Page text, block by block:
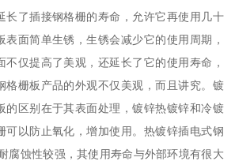
长了插接钢格栅的寿命，允许它再使用几十
表面简单生锈，生锈会减少它的使用周期，
不仅提高了美观，还延长了它的使用寿命，
格栅板产品的外观不仅美观，而且讲究。镀
的区别在于其表面处理，镀锌热镀锌和冷镀
可以防止氧化，增加使用。热镀锌插电式钢
腐蚀性较强，其使用寿命与外部环境有很大